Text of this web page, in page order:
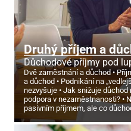
Druhý příjem a
Důchodové příjmy pod
Dvě zaměstnání a důchod
a důchod
Podnikání na
nezvyšuje
Jak snižuje důchod
podpora v nezaměstnanosti?
pasivním příjmem, ale co